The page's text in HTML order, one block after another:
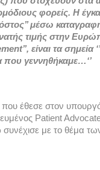
φορείς. Η
κόστος’’ μέσω
τιμής στην
είναι τα σημεία
που γεννηθήκαμε…‘’
έθεσε στον
Patient
με το θέμα